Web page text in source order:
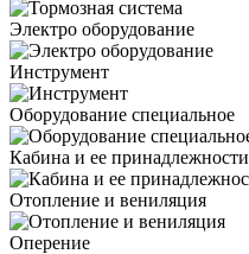
Электро оборудование
Инструмент
Оборудование специальное
Кабина и ее принадлежности
Отопление и вениляция
Оперение